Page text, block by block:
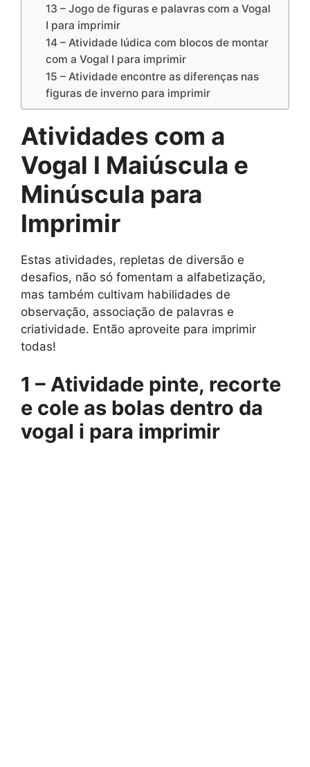
13 – Jogo de figuras e palavras com a Vogal
I para imprimir
14 – Atividade lúdica com blocos de montar
com a Vogal I para imprimir
15 – Atividade encontre as diferenças nas
figuras de inverno para imprimir
Atividades com a
Vogal I Maiúscula e
Minúscula para
Imprimir
Estas atividades, repletas de diversão e
desafios, não só fomentam a alfabetização,
mas também cultivam habilidades de
observação, associação de palavras e
criatividade. Então aproveite para imprimir
todas!
1 – Atividade pinte, recorte
e cole as bolas dentro da
vogal i para imprimir